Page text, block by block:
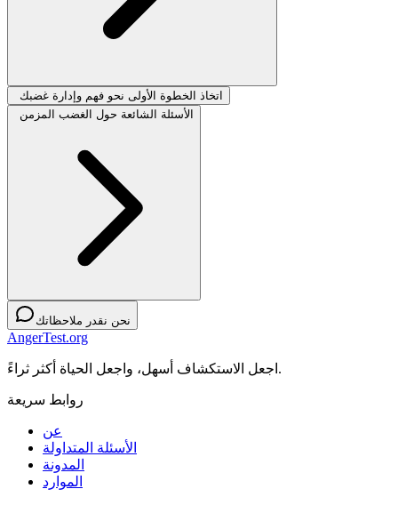
اتخاذ الخطوة الأولى نحو فهم وإدارة غضبك
الأسئلة الشائعة حول الغضب المزمن
نحن نقدر ملاحظاتك
AngerTest.org
اجعل الاستكشاف أسهل، واجعل الحياة أكثر ثراءً.
روابط سريعة
عن
الأسئلة المتداولة
المدونة
الموارد